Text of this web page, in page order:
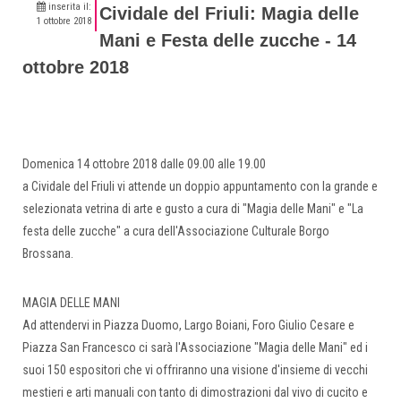
inserita il:
1 ottobre 2018
Cividale del Friuli: Magia delle
Mani e Festa delle zucche - 14
ottobre 2018
Domenica 14 ottobre 2018 dalle 09.00 alle 19.00
a Cividale del Friuli vi attende un doppio appuntamento con la grande e
selezionata vetrina di arte e gusto a cura di "Magia delle Mani" e "La
festa delle zucche" a cura dell'Associazione Culturale Borgo
Brossana.
MAGIA DELLE MANI
Ad attendervi in Piazza Duomo, Largo Boiani, Foro Giulio Cesare e
Piazza San Francesco ci sarà l'Associazione "Magia delle Mani" ed i
suoi 150 espositori che vi offriranno una visione d'insieme di vecchi
mestieri e arti manuali con tanto di dimostrazioni dal vivo di cucito e